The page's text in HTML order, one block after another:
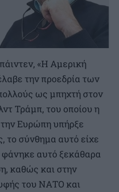
«Η Αμερική
την προεδρία των
ως μπηχτή στον
Τράμπ, του οποίου η
Ευρώπη υπήρξε
σύνθημα αυτό είχε
αυτό ξεκάθαρα
καθώς και στην
του ΝΑΤΟ και